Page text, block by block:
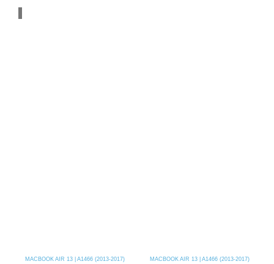
MACBOOK AIR 13 | A1466 (2013-2017) MACBOOK AIR 13 | A1466 (2013-2017)